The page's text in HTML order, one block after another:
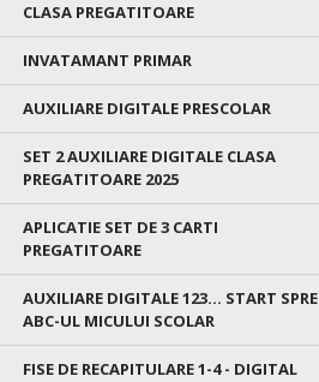
CLASA PREGATITOARE
INVATAMANT PRIMAR
AUXILIARE DIGITALE PRESCOLAR
SET 2 AUXILIARE DIGITALE CLASA
PREGATITOARE 2025
APLICATIE SET DE 3 CARTI
PREGATITOARE
AUXILIARE DIGITALE 123... START SPRE
ABC-UL MICULUI SCOLAR
FISE DE RECAPITULARE 1-4 - DIGITAL